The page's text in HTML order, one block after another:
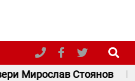
Под мотото „Лято